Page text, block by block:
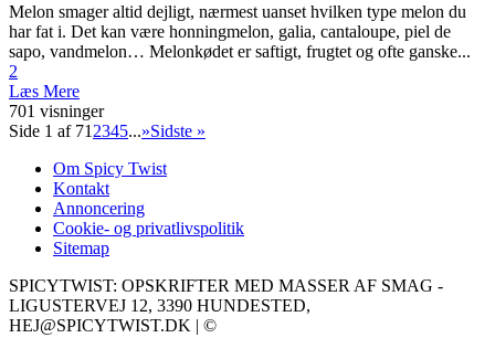
Melon smager altid dejligt, nærmest uanset hvilken type melon du
har fat i. Det kan være honningmelon, galia, cantaloupe, piel de
sapo, vandmelon… Melonkødet er saftigt, frugtet og ofte ganske...
2
Læs Mere
701 visninger
Side 1 af 71 2345...»Sidste »
Om Spicy Twist
Kontakt
Annoncering
Cookie- og privatlivspolitik
Sitemap
SPICYTWIST: OPSKRIFTER MED MASSER AF SMAG -
LIGUSTERVEJ 12, 3390 HUNDESTED,
HEJ@SPICYTWIST.DK | ©